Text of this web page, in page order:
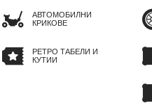
АВТОМОБИЛНИ
КРИКОВЕ
РЕТРО ТАБЕЛИ И
КУТИИ